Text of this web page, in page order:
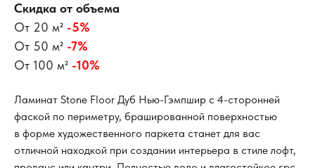
Скидка от объема
От 20 м² -5%
От 50 м² -7%
От 100 м² -10%
Ламинат Stone Floor Дуб Нью-Гэмпшир с 4-сторонней
фаской по периметру, брашированной поверхностью
в форме художественного паркета станет для вас
отличной находкой при создании интерьера в стиле лофт,